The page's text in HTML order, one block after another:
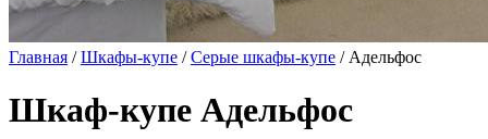
Главная /Шкафы-купе /Серые шкафы-купе / Адельфос
Шкаф-купе Адельфос